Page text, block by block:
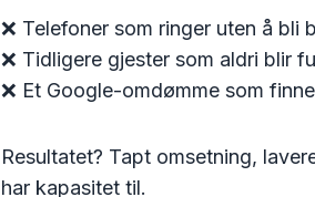
❌ Telefoner som ringer uten å bli
❌ Tidligere gjester som aldri blir
❌ Et Google-omdømme som
Resultatet? Tapt omsetning,
har kapasitet til.